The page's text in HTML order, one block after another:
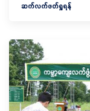
ဆက်လက်ဖတ်ရှုရန်